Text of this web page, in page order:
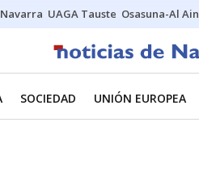
UAGA Tauste Osasuna-Al Ain
SOCIEDAD UNIÓN EUROPEA